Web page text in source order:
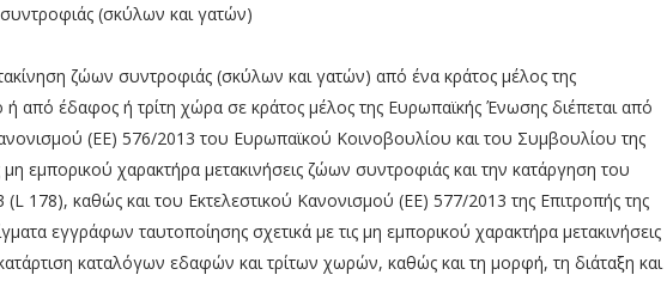
(σκύλων και γατών)
ζώων συντροφιάς (σκύλων και γατών) από ένα κράτος μέλος της
από έδαφος ή τρίτη χώρα σε κράτος μέλος της Ευρωπαϊκής Ένωσης διέπεται από
Κανονισμού (ΕΕ) 576/2013 του Ευρωπαϊκού Κοινοβουλίου και του Συμβουλίου της
μη εμπορικού χαρακτήρα μετακινήσεις ζώων συντροφιάς και την κατάργηση του
178), καθώς και του Εκτελεστικού Κανονισμού (ΕΕ) 577/2013 της Επιτροπής της
εγγράφων ταυτοποίησης σχετικά με τις μη εμπορικού χαρακτήρα μετακινήσεις
καταλόγων εδαφών και τρίτων χωρών, καθώς και τη μορφή, τη διάταξη και